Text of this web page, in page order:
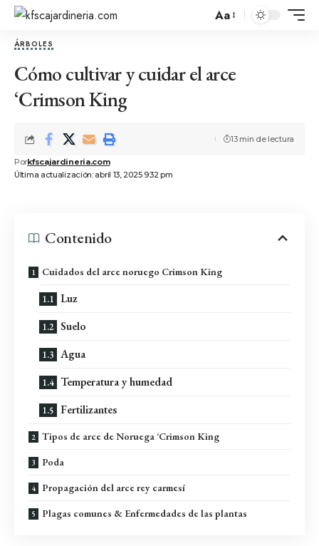
Aa
ÁRBOLES
Cómo cultivar y cuidar el arce
‘Crimson King
Última actualización: abril 13, 2025 9:32 pm
Porkfscajardineria.com
13 min de lectura
Contenido
Cuidados del arce noruego Crimson King
Luz
Suelo
Agua
Temperatura y humedad
Fertilizantes
Tipos de arce de Noruega ‘Crimson King
Poda
Propagación del arce rey carmesí
Plagas comunes & Enfermedades de las plantas